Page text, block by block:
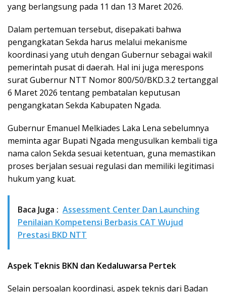
yang berlangsung pada 11 dan 13 Maret 2026.
Dalam pertemuan tersebut, disepakati bahwa
pengangkatan Sekda harus melalui mekanisme
koordinasi yang utuh dengan Gubernur sebagai wakil
pemerintah pusat di daerah. Hal ini juga merespons
surat Gubernur NTT Nomor 800/50/BKD.3.2 tertanggal
6 Maret 2026 tentang pembatalan keputusan
pengangkatan Sekda Kabupaten Ngada.
Gubernur Emanuel Melkiades Laka Lena sebelumnya
meminta agar Bupati Ngada mengusulkan kembali tiga
nama calon Sekda sesuai ketentuan, guna memastikan
proses berjalan sesuai regulasi dan memiliki legitimasi
hukum yang kuat.
Baca Juga : Assessment Center Dan Launching
Penilaian Kompetensi Berbasis CAT Wujud
Prestasi BKD NTT
Aspek Teknis BKN dan Kedaluwarsa Pertek
Selain persoalan koordinasi, aspek teknis dari Badan